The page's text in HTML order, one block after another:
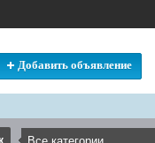
Добавить объявление